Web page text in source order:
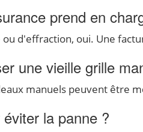
prend en
ou d'effraction, oui. Une
une vieille grille
manuels peuvent être
la panne ?